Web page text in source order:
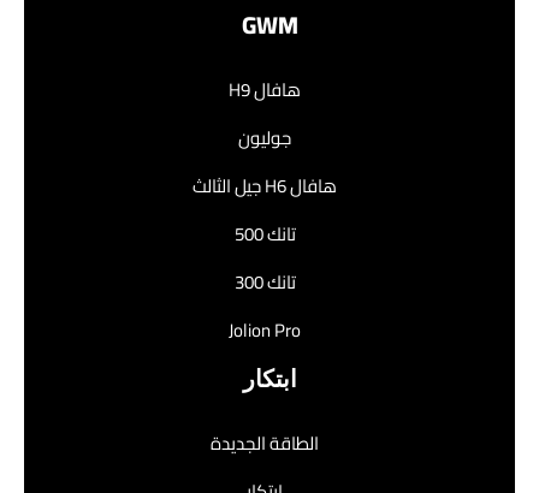
GWM
هافال H9
جوليون
هافال H6 جيل الثالث
تانك 500
تانك 300
Jolion Pro
ابتكار
الطاقة الجديدة